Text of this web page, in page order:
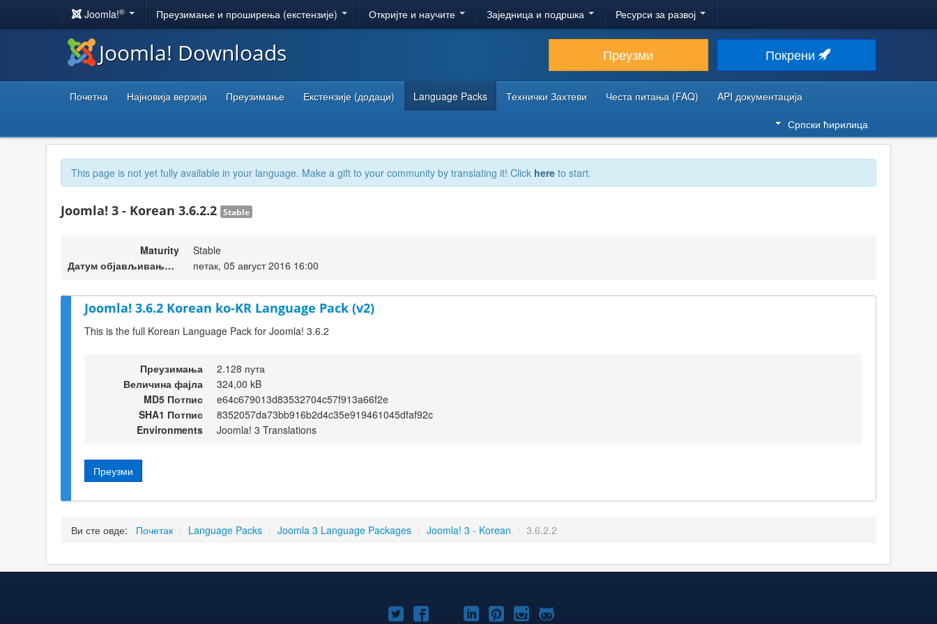
Joomla!® Преузимање и проширења (екстензије) Откријте и научите Заједница и подршка Ресурси за развој
Joomla! Downloads Преузми Покрени
Почетна Најновија верзија Преузимање Екстензије (додаци) Language Packs Технички Захтеви Честа питања (FAQ)
API документација
Српски ћирилица
This page is not yet fully available in your language. Make a gift to your community by translating it! Click here to start.
Joomla! 3 - Korean 3.6.2.2 Stable
Maturity
Stable
Датум објављивања верзије
петак, 05 август 2016 16:00
Joomla! 3.6.2 Korean ko-KR Language Pack (v2)
This is the full Korean Language Pack for Joomla! 3.6.2
Преузимања
2.128 пута
Величина фајла
324,00 kB
MD5 Потпис
e64c679013d83532704c57f913a66f2e
SHA1 Потпис
8352057da73bb916b2d4c35e919461045dfaf92c
Environments
Joomla! 3 Translations
Преузми
Ви сте овде: Почетак / Language Packs / Joomla 3 Language Packages / Joomla! 3 - Korean / 3.6.2.2
Joomla!Joomla!Joomla!
Joomla!Joomla!
Joomla!Joomla!